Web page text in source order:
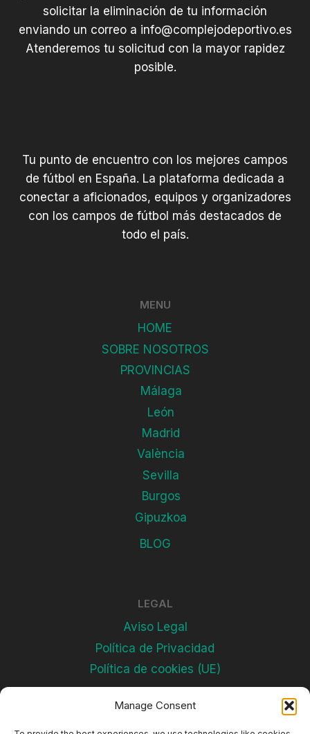
Manage Consent
solicitar la eliminación de tu información
enviando un correo a info@complejodeportivo.es
Atenderemos tu solicitud con la mayor rapidez
posible.
Tu punto de encuentro con los mejores campos
de fútbol en España. La plataforma dedicada a
conectar a aficionados, equipos y organizadores
con los campos de fútbol más destacados de
todo el país.
MENU
HOME
SOBRE NOSOTROS
PROVINCIAS
Málaga
León
Madrid
València
Sevilla
Burgos
Gipuzkoa
BLOG
LEGAL
Aviso Legal
Política de Privacidad
Política de cookies (UE)